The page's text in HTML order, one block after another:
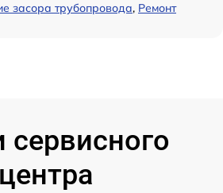
засора трубопровода, Ремонт
сервисного
центра